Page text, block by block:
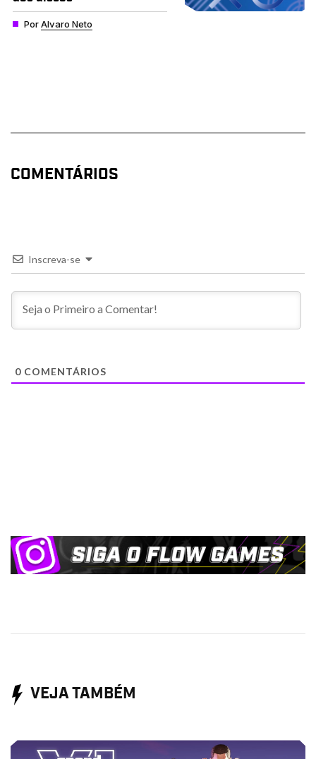
PorAlvaro Neto
COMENTÁRIOS
Inscreva-se
0 COMENTÁRIOS
VEJA TAMBÉM